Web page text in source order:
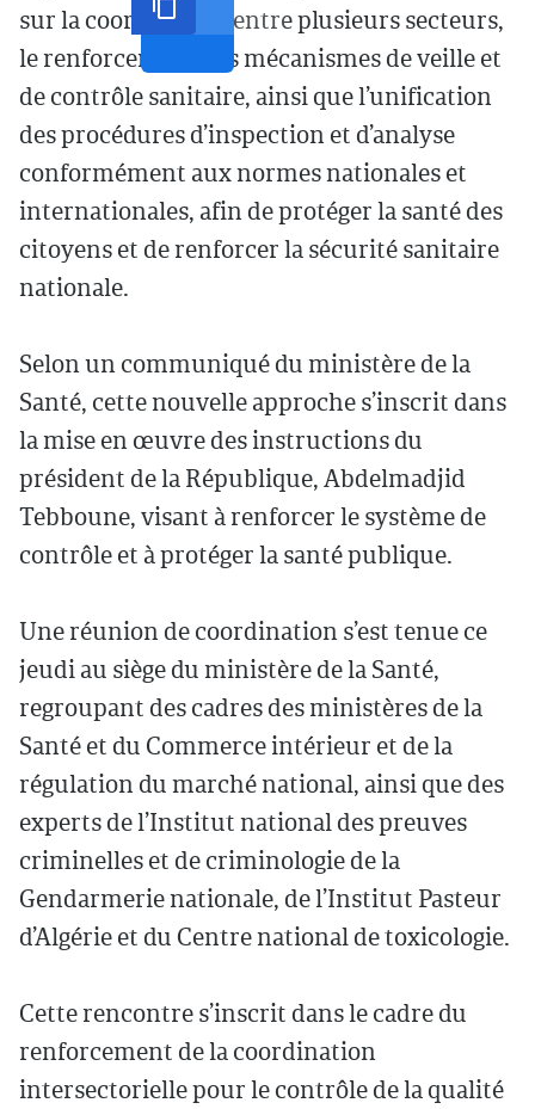
sur la coordination entre plusieurs secteurs,
le renforcement des mécanismes de veille et
de contrôle sanitaire, ainsi que l’unification
des procédures d’inspection et d’analyse
conformément aux normes nationales et
internationales, afin de protéger la santé des
citoyens et de renforcer la sécurité sanitaire
nationale.
Selon un communiqué du ministère de la
Santé, cette nouvelle approche s’inscrit dans
la mise en œuvre des instructions du
président de la République, Abdelmadjid
Tebboune, visant à renforcer le système de
contrôle et à protéger la santé publique.
Une réunion de coordination s’est tenue ce
jeudi au siège du ministère de la Santé,
regroupant des cadres des ministères de la
Santé et du Commerce intérieur et de la
régulation du marché national, ainsi que des
experts de l’Institut national des preuves
criminelles et de criminologie de la
Gendarmerie nationale, de l’Institut Pasteur
d’Algérie et du Centre national de toxicologie.
Cette rencontre s’inscrit dans le cadre du
renforcement de la coordination
intersectorielle pour le contrôle de la qualité